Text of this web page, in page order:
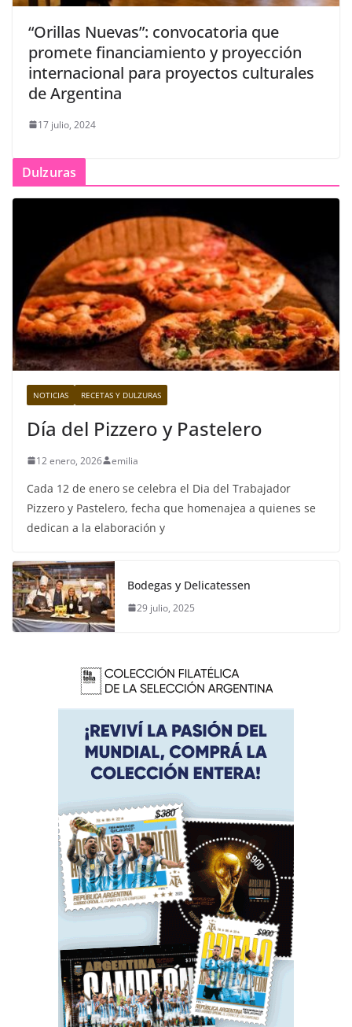
“Orillas Nuevas”: convocatoria que
promete financiamiento y proyección
internacional para proyectos culturales
de Argentina
17 julio, 2024
Dulzuras
NOTICIAS RECETAS Y DULZURAS
Día del Pizzero y Pastelero
12 enero, 2026 emilia
Cada 12 de enero se celebra el Dia del Trabajador
Pizzero y Pastelero, fecha que homenajea a quienes se
dedican a la elaboración y
Bodegas y Delicatessen
29 julio, 2025